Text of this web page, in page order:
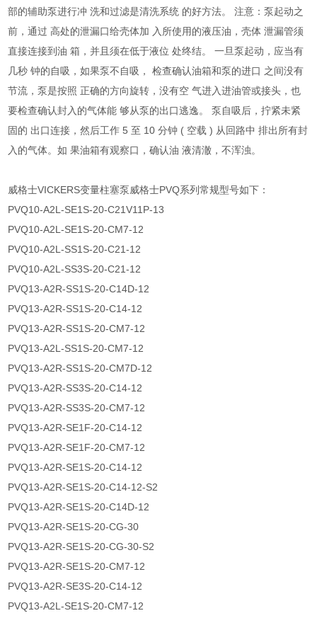
部的辅助泵进行冲 洗和过滤是清洗系统 的好方法。 注意：泵起动之
前，通过 高处的泄漏口给壳体加 入所使用的液压油，壳体 泄漏管须
直接连接到油 箱，并且须在低于液位 处终结。 一旦泵起动，应当有
几秒 钟的自吸，如果泵不自吸， 检查确认油箱和泵的进口 之间没有
节流，泵是按照 正确的方向旋转，没有空 气进入进油管或接头，也
要检查确认封入的气体能 够从泵的出口逃逸。 泵自吸后，拧紧未紧
固的 出口连接，然后工作 5 至 10 分钟 ( 空载 ) 从回路中 排出所有封
入的气体。如 果油箱有观察口，确认油 液清澈，不浑浊。
威格士VICKERS变量柱塞泵威格士PVQ系列常规型号如下：
PVQ10-A2L-SE1S-20-C21V11P-13
PVQ10-A2L-SE1S-20-CM7-12
PVQ10-A2L-SS1S-20-C21-12
PVQ10-A2L-SS3S-20-C21-12
PVQ13-A2R-SS1S-20-C14D-12
PVQ13-A2R-SS1S-20-C14-12
PVQ13-A2R-SS1S-20-CM7-12
PVQ13-A2L-SS1S-20-CM7-12
PVQ13-A2R-SS1S-20-CM7D-12
PVQ13-A2R-SS3S-20-C14-12
PVQ13-A2R-SS3S-20-CM7-12
PVQ13-A2R-SE1F-20-C14-12
PVQ13-A2R-SE1F-20-CM7-12
PVQ13-A2R-SE1S-20-C14-12
PVQ13-A2R-SE1S-20-C14-12-S2
PVQ13-A2R-SE1S-20-C14D-12
PVQ13-A2R-SE1S-20-CG-30
PVQ13-A2R-SE1S-20-CG-30-S2
PVQ13-A2R-SE1S-20-CM7-12
PVQ13-A2R-SE3S-20-C14-12
PVQ13-A2L-SE1S-20-CM7-12